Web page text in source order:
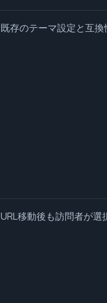
既存のテーマ設定と互換
URL移動後も訪問者が選